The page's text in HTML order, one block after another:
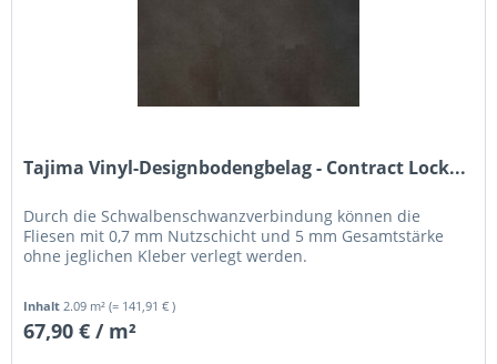
Tajima Vinyl-Designbodengbelag - Contract Lock...
Durch die Schwalbenschwanzverbindung können die
Fliesen mit 0,7 mm Nutzschicht und 5 mm Gesamtstärke
ohne jeglichen Kleber verlegt werden.
Inhalt2.09 m²(= 141,91 € )
67,90 € / m²